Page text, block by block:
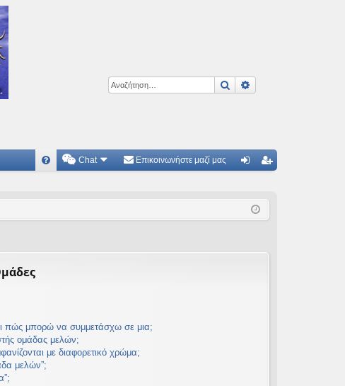
Αναζήτηση
Γ
Chat Επικοινωνήστε μαζί μας
ρα
πώς μπορώ να συμμετάσχω σε μια;
ομάδας μελών;
με διαφορετικό χρώμα;
μελών”;